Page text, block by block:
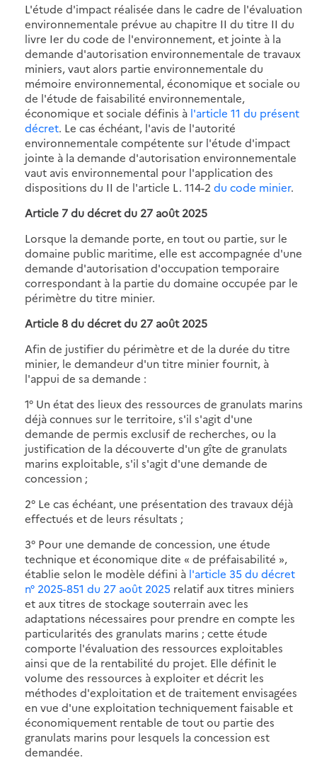
L'étude d'impact réalisée dans le cadre de l'évaluation
environnementale prévue au chapitre II du titre II du
livre Ier du code de l'environnement, et jointe à la
demande d'autorisation environnementale de travaux
miniers, vaut alors partie environnementale du
mémoire environnemental, économique et sociale ou
de l'étude de faisabilité environnementale,
économique et sociale définis à l'article 11 du présent
décret. Le cas échéant, l'avis de l'autorité
environnementale compétente sur l'étude d'impact
jointe à la demande d'autorisation environnementale
vaut avis environnemental pour l'application des
dispositions du II de l'article L. 114-2 du code minier.
Article 7 du décret du 27 août 2025
Lorsque la demande porte, en tout ou partie, sur le
domaine public maritime, elle est accompagnée d'une
demande d'autorisation d'occupation temporaire
correspondant à la partie du domaine occupée par le
périmètre du titre minier.
Article 8 du décret du 27 août 2025
Afin de justifier du périmètre et de la durée du titre
minier, le demandeur d'un titre minier fournit, à
l'appui de sa demande :
1° Un état des lieux des ressources de granulats marins
déjà connues sur le territoire, s'il s'agit d'une
demande de permis exclusif de recherches, ou la
justification de la découverte d'un gîte de granulats
marins exploitable, s'il s'agit d'une demande de
concession ;
2° Le cas échéant, une présentation des travaux déjà
effectués et de leurs résultats ;
3° Pour une demande de concession, une étude
technique et économique dite « de préfaisabilité »,
établie selon le modèle défini à l'article 35 du décret
n° 2025-851 du 27 août 2025 relatif aux titres miniers
et aux titres de stockage souterrain avec les
adaptations nécessaires pour prendre en compte les
particularités des granulats marins ; cette étude
comporte l'évaluation des ressources exploitables
ainsi que de la rentabilité du projet. Elle définit le
volume des ressources à exploiter et décrit les
méthodes d'exploitation et de traitement envisagées
en vue d'une exploitation techniquement faisable et
économiquement rentable de tout ou partie des
granulats marins pour lesquels la concession est
demandée.